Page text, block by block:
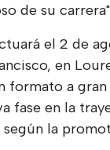
de su
el 2 de
en
formato a
fase en la
la